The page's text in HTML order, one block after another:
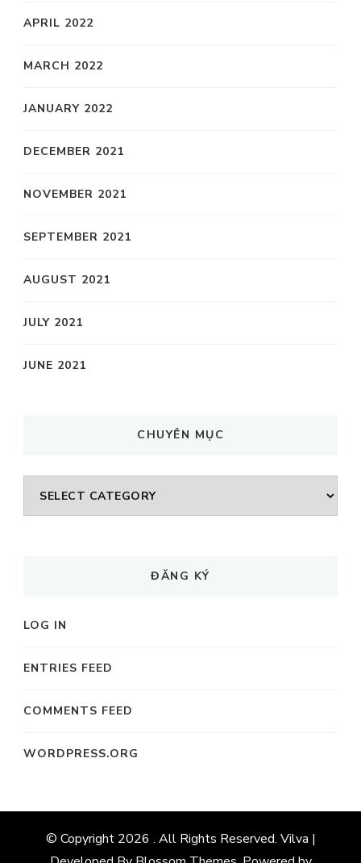
APRIL 2022
MARCH 2022
JANUARY 2022
DECEMBER 2021
NOVEMBER 2021
SEPTEMBER 2021
AUGUST 2021
JULY 2021
JUNE 2021
CHUYÊN MỤC
CHUYÊN
MỤC
ĐĂNG KÝ
LOG IN
ENTRIES FEED
COMMENTS FEED
WORDPRESS.ORG
© Copyright 2026 . All Rights Reserved. Vilva |